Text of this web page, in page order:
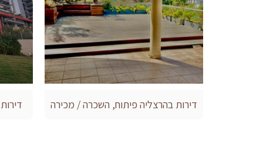
דירות בהרצליה פיתוח, השכרה / מכירה